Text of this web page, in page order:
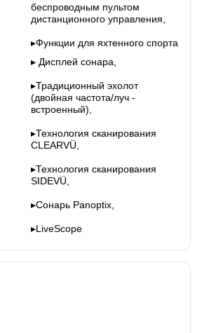
беспроводным пультом
дистанционного управления,
▸Функции для яхтенного спорта
▸ Дисплей сонара,
▸Традиционный эхолот
(двойная частота/луч -
встроенный),
▸Технология сканирования
CLEARVÜ,
▸Технология сканирования
SIDEVÜ,
▸Сонарь Panoptix,
▸LiveScope